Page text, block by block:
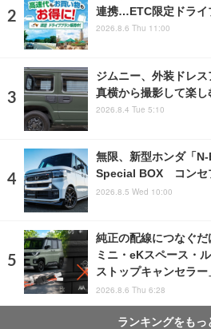
連携…ETC限定ドライ
2026.8.6 Thu 11:00
ジムニー、外装ドレ
真横から撮影して楽
2026.8.4 Tue 5:10
無限、新型ホンダ「
Special BOX コンセ
2026.8.5 Wed 10:00
純正の配線につなぐ
ミニ・eKスペース・
ストップキャンセラー
2026.8.6 Thu 6:28
ランキングをもっ